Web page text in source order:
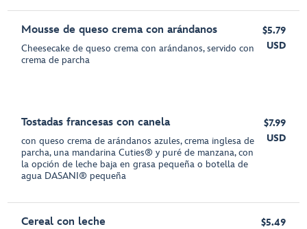
Mousse de queso crema con arándanos
Cheesecake de queso crema con arándanos, servido con
crema de parcha
$5.79
USD
Tostadas francesas con canela
con queso crema de arándanos azules, crema inglesa de
parcha, una mandarina Cuties® y puré de manzana, con
la opción de leche baja en grasa pequeña o botella de
agua DASANI® pequeña
$7.99
USD
Cereal con leche
$5.49